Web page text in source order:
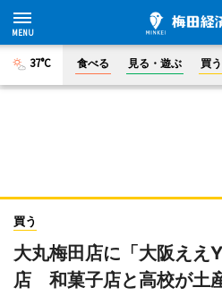
37°C 食べる 見る・遊ぶ 買う
買う
大丸梅田店に「大阪ええ
店 和菓子店と高校が土